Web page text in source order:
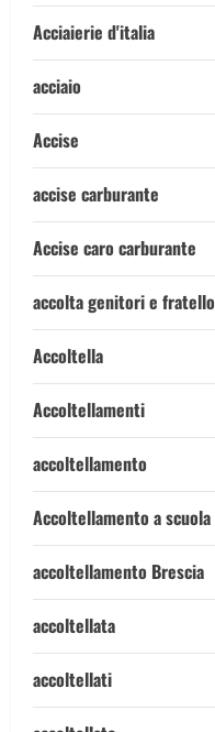
Acciaierie d'italia
acciaio
Accise
accise carburante
Accise caro carburante
accolta genitori e fratello
Accoltella
Accoltellamenti
accoltellamento
Accoltellamento a scuola
accoltellamento Brescia
accoltellata
accoltellati